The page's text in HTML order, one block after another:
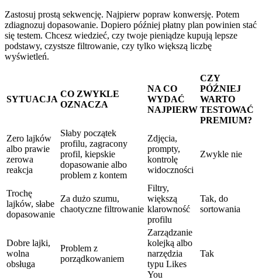
Zastosuj prostą sekwencję. Najpierw popraw konwersję. Potem
zdiagnozuj dopasowanie. Dopiero później płatny plan powinien stać
się testem. Chcesz wiedzieć, czy twoje pieniądze kupują lepsze
podstawy, czystsze filtrowanie, czy tylko większą liczbę
wyświetleń.
SYTUACJA
CO ZWYKLE
OZNACZA
NA CO
WYDAĆ
NAJPIERW
CZY
PÓŹNIEJ
WARTO
TESTOWAĆ
PREMIUM?
Zero lajków
albo prawie
zerowa
reakcja
Słaby początek
profilu, zagracony
profil, kiepskie
dopasowanie albo
problem z kontem
Zdjęcia,
prompty,
kontrolę
widoczności
Zwykle nie
Trochę
lajków, słabe
dopasowanie
Za dużo szumu,
chaotyczne filtrowanie
Filtry,
większą
klarowność
profilu
Tak, do
sortowania
Dobre lajki,
wolna
obsługa
Problem z
porządkowaniem
Zarządzanie
kolejką albo
narzędzia
typu Likes
You
Tak